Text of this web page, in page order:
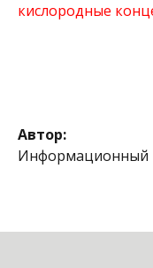
кислородные
Автор: